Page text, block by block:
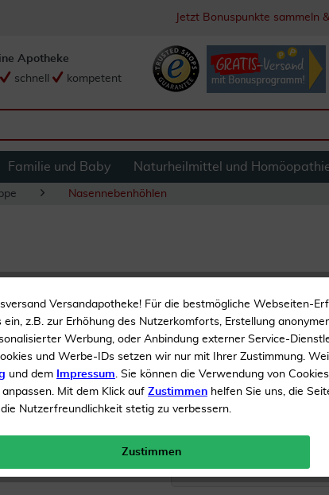
Jetzt Bonuspunkte sammeln
Apotheke
schnell kompetent
Familie und Baby Naturheilmittel und
Nasennebenhöhlen
Aus 100% natürlichem
Befeuchtet die
B. bei geringer
Versandapotheke! Für die bestmögliche Webseiten-
z.B. zur Erhöhung des Nutzerkomforts, Erstellung
Werbung, oder Anbindung externer Service-
und Werbe-IDs setzen wir nur mit Ihrer Zustimmung.
und dem Impressum. Sie können die Verwendung von Cookies
anpassen. Mit dem Klick auf Zustimmen helfen Sie uns, die
Nutzerfreundlichkeit stetig zu verbessern.
Zustimmen